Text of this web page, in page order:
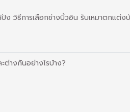
ปัง วิธีการเลือกช่างบิ้วอิน รับเหมาตกแต่ง
างกันอย่างไรบ้าง?